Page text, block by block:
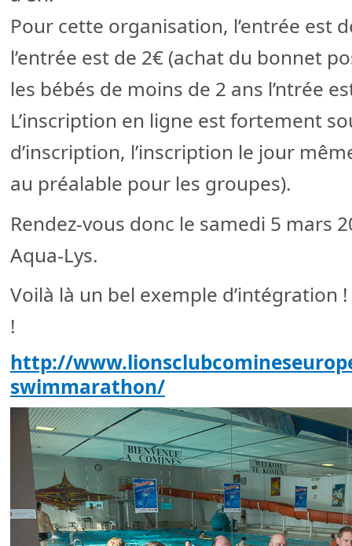
Pour cette organisation, l’entrée est
l’entrée est de 2€ (achat du bonnet
les bébés de moins de 2 ans l’ntrée
L’inscription en ligne est fortement
d’inscription, l’inscription le jour
au préalable pour les groupes).
Rendez-vous donc le samedi 5 mars
Aqua-Lys.
Voilà là un bel exemple d’intégration
!
http://
swimmarathon/